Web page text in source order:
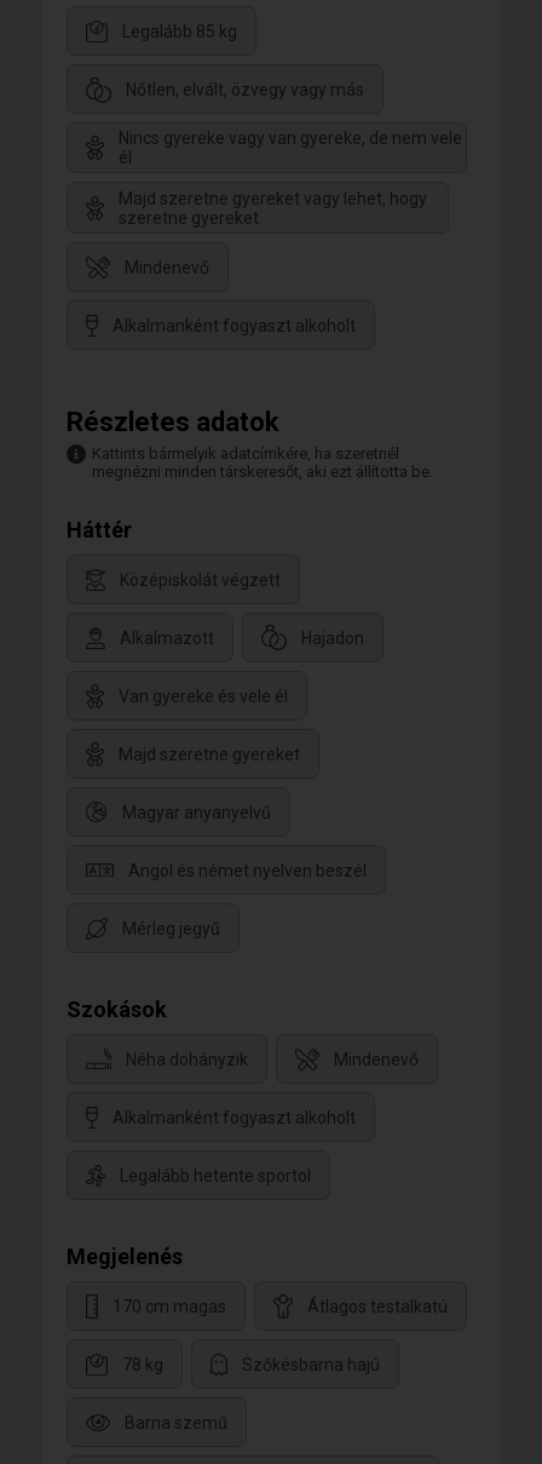
Legalább 85 kg
Nőtlen, elvált, özvegy vagy más
Nincs gyereke vagy van gyereke, de nem vele
él
Majd szeretne gyereket vagy lehet, hogy
szeretne gyereket
Mindenevő
Alkalmanként fogyaszt alkoholt
Részletes adatok
Kattints bármelyik adatcímkére, ha szeretnél
megnézni minden társkeresőt, aki ezt állította be.
Háttér
Középiskolát végzett
Alkalmazott Hajadon
Van gyereke és vele él
Majd szeretne gyereket
Magyar anyanyelvű
Angol és német nyelven beszél
Mérleg jegyű
Szokások
Néha dohányzik Mindenevő
Alkalmanként fogyaszt alkoholt
Legalább hetente sportol
Megjelenés
170 cm magas Átlagos testalkatú
78 kg Szőkésbarna hajú
Barna szemű